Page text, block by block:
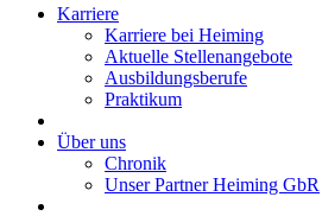
Karriere
Karriere bei Heiming
Aktuelle Stellenangebote
Ausbildungsberufe
Praktikum
Über uns
Chronik
Unser Partner Heiming GbR